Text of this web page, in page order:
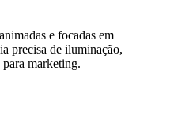
e focadas em
precisa de iluminação,
marketing.